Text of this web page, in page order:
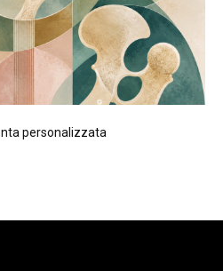
personalizzata